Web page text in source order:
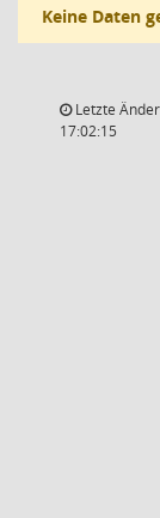
Keine Daten
Letzte
17:02:15